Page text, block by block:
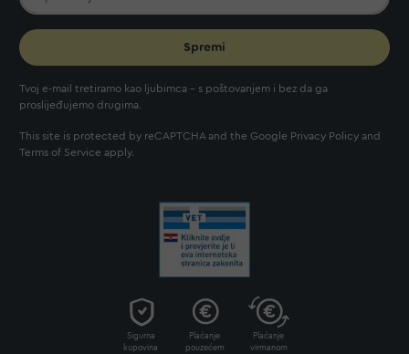
Spremi
Tvoj e-mail tretiramo kao ljubimca - s poštovanjem i bez da ga
proslijeđujemo drugima.
This site is protected by reCAPTCHA and the Google Privacy Policy and
Terms of Service apply.
Sigurna
kupovina
Plaćanje
pouzećem
Plaćanje
virmanom